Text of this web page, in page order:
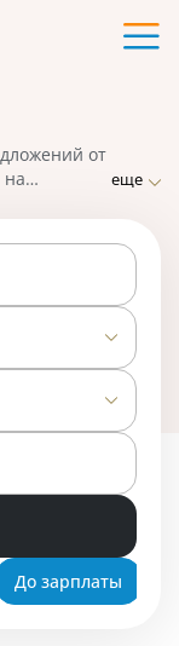
от
или
вам
в день.
еще
До зарплаты